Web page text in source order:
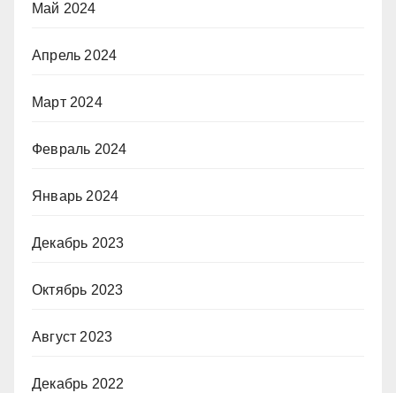
Май 2024
Апрель 2024
Март 2024
Февраль 2024
Январь 2024
Декабрь 2023
Октябрь 2023
Август 2023
Декабрь 2022